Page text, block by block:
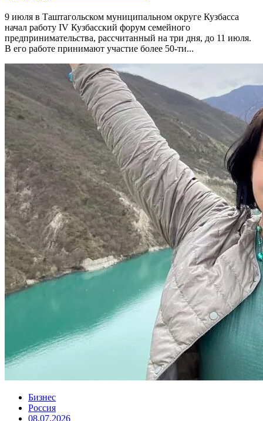
9 июля в Таштагольском муниципальном округе Кузбасса
начал работу IV Кузбасский форум семейного
предпринимательства, рассчитанный на три дня, до 11 июля.
В его работе принимают участие более 50-ти...
Бизнес
Россия
08.07.2026